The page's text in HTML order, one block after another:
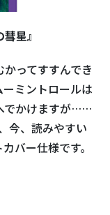
星』
ってすすんでき
ミントロールは
でかけますが……
今、読みやすい
バー仕様です。